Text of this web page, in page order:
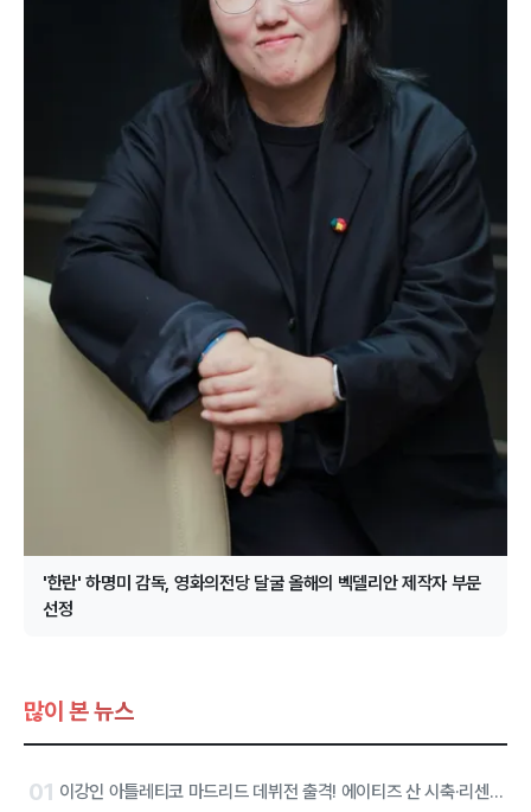
'한란' 하명미 감독, 영화의전당 달굴 올해의 벡델리안 제작자 부문
선정
많이 본 뉴스
01 이강인 아틀레티코 마드리드 데뷔전 출격! 에이티즈 산 시축·리센느 하프타임 공연 확정